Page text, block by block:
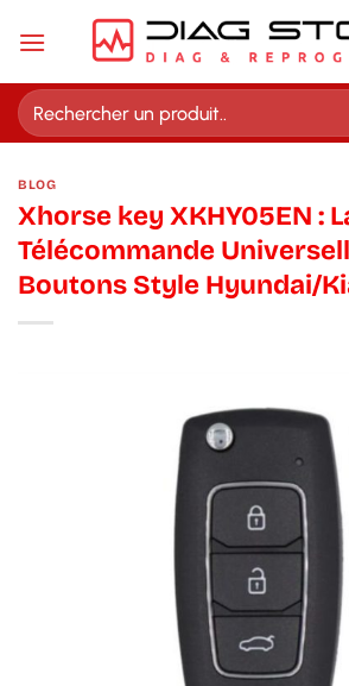
Recherche
pour :
BLOG
Xhorse key XKHY05EN :
Télécommande
Boutons Style Hyundai/